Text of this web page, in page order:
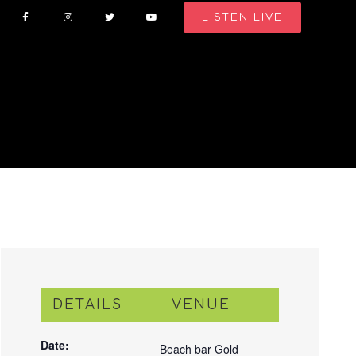
LISTEN LIVE
DETAILS
Date:
VENUE
Beach bar Gold